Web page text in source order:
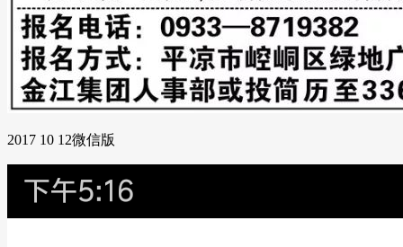
2017 10 12微信版